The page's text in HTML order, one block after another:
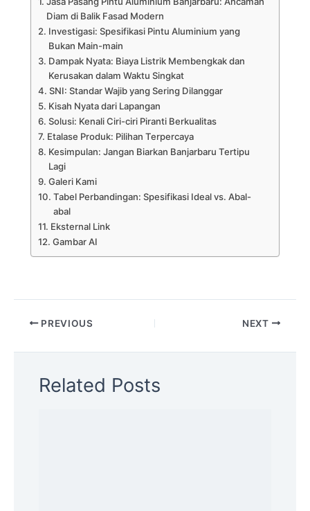
Diam di Balik Fasad Modern
Investigasi: Spesifikasi Pintu Aluminium yang
Bukan Main-main
Dampak Nyata: Biaya Listrik Membengkak dan
Kerusakan dalam Waktu Singkat
SNI: Standar Wajib yang Sering Dilanggar
Kisah Nyata dari Lapangan
Solusi: Kenali Ciri-ciri Piranti Berkualitas
Etalase Produk: Pilihan Terpercaya
Kesimpulan: Jangan Biarkan Banjarbaru Tertipu
Lagi
Galeri Kami
Tabel Perbandingan: Spesifikasi Ideal vs. Abal-
abal
Eksternal Link
Gambar AI
PREVIOUS NEXT
Related Posts